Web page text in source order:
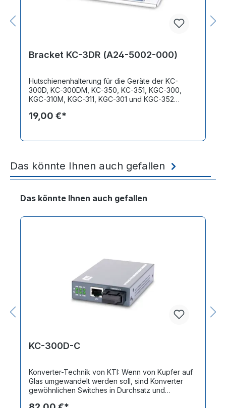
Bracket KC-3DR (A24-5002-000)
Hutschienenhalterung für die Geräte der KC-
300D, KC-300DM, KC-350, KC-351, KGC-300,
KGC-310M, KGC-311, KGC-301 und KGC-352
19,00 €*
Das könnte Ihnen auch gefallen
Produktgalerie überspringen
Das könnte Ihnen auch gefallen
KC-300D-C
Konverter-Technik von KTI: Wenn von Kupfer auf
Glas umgewandelt werden soll, sind Konverter
gewöhnlichen Switches in Durchsatz und